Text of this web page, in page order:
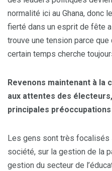
normalité ici au Ghana, donc
fierté dans un esprit de fête
trouve une tension parce
certain temps cherche
Revenons maintenant à la
aux attentes des
principales préoccupations
Les gens sont très
société, sur la gestion de la
gestion du secteur de